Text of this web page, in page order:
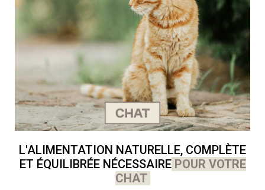
L'ALIMENTATION NATURELLE, COMPLÈTE
ET ÉQUILIBRÉE NÉCESSAIREPOUR VOTRE
CHAT